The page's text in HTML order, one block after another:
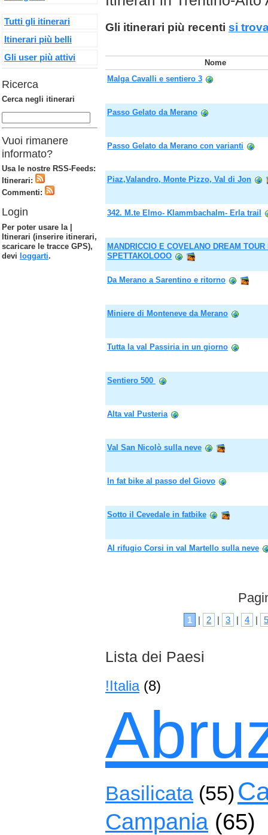
Gli itinerari più recenti si
Nome
Malga Cavalli e sentiero 3
Passo Gelato da Merano
Passo Gelato da Merano con varianti
Piaz,Valandro, Monte Pizzo, Val di Jon
342. M.te Elmo- Klammbachalm- Erla trail
MANDRICCIO E COVELANO DREAM TOUR
SPETTAKOLOOO
Da Merano a Sarentino e ritorno
Miniere di Monteneve da Merano
Tutta la val Passiria in un giorno
Sentiero 500
Alta val Pusteria
Val San Nicolò sulla neve
In fat bike al passo del Giovo
Sotto il Cevedale in fatbike
Al rifugio Corsi in val Martello sulla neve
1 | 2 | 3 | 4 |
Lista dei Paesi
!Italia(8)
Basilicata(55)
Campania(65)
Tutti gli itinerari
Itinerari più belli
Gli user più attivi
Ricerca
Cerca negli itinerari
Vuoi rimanere
informato?
Usa le nostre RSS-Feeds:
Itinerari:
Commenti:
Login
Per poter usare la |
Itinerari (inserire itinerari,
scaricare le tracce GPS),
devi loggarti.